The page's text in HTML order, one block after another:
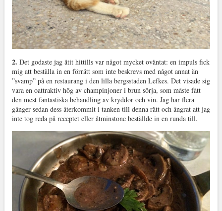
2. Det godaste jag ätit hittills var något mycket oväntat: en impuls fick
mig att beställa in en förrätt som inte beskrevs med något annat än
”svamp” på en restaurang i den lilla bergsstaden Lefkes. Det visade sig
vara en oattraktiv hög av champinjoner i brun sörja, som måste fått
den mest fantastiska behandling av kryddor och vin. Jag har flera
gånger sedan dess återkommit i tanken till denna rätt och ångrat att jag
inte tog reda på receptet eller åtminstone beställde in en runda till.